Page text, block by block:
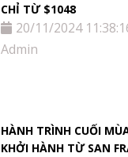
CHỈ TỪ $1048
20/11/2024
Admin
HÀNH TRÌNH CUỐI
KHỞI HÀNH TỪ SAN